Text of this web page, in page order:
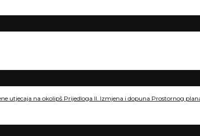
utjecaja na okolipš Prijedloga II. Izmjena i dopuna Prostornog